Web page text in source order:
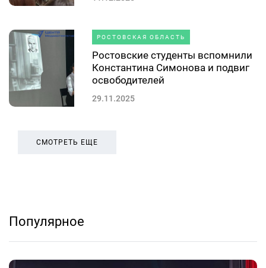
РОСТОВСКАЯ ОБЛАСТЬ
Ростовские студенты вспомнили
Константина Симонова и подвиг
освободителей
29.11.2025
СМОТРЕТЬ ЕЩЕ
Популярное